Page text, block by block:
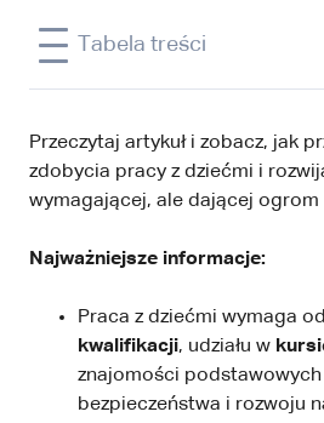
Tabela treści
Przeczytaj artykuł i zobacz, jak
zdobycia pracy z dziećmi i
wymagającej, ale dającej ogrom
Najważniejsze informacje:
Praca z dziećmi wymaga
kwalifikacji, udziału w
znajomości podstawowych
bezpieczeństwa i rozwoju